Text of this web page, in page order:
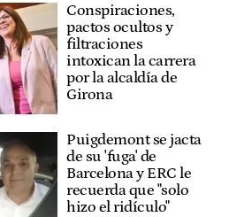
Conspiraciones,
pactos ocultos y
filtraciones
intoxican la carrera
por la alcaldía de
Girona
Puigdemont se jacta
de su 'fuga' de
Barcelona y ERC le
recuerda que "solo
hizo el ridículo"